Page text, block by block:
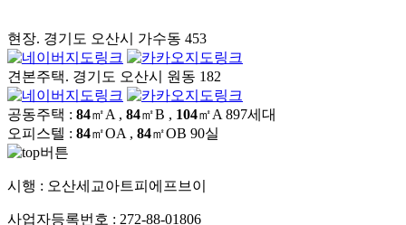
현장. 경기도 오산시 가수동 453
견본주택. 경기도 오산시 원동 182
공동주택 : 84㎡A , 84㎡B , 104㎡A897세대
오피스텔 : 84㎡OA , 84㎡OB 90실
시행 : 오산세교아트피에프브이
사업자등록번호 : 272-88-01806